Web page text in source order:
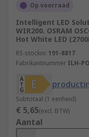
Op voorraad
Intelligent LED
WIR200. OSRAM
Hot White LED
RS-stocknr. 191-8817
Fabrikantnummer ILH-
Subtotaal (1 eenheid)
€ 5,65(excl. BTW)
Aantal